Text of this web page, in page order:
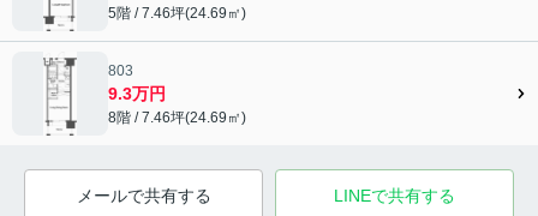
5階 / 7.46坪(24.69㎡)
803
9.3万円
8階 / 7.46坪(24.69㎡)
メールで共有する LINEで共有する